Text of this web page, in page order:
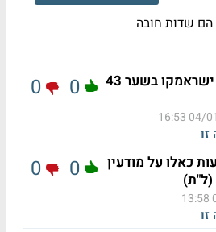
הם שדות חובה
אתמול קניתי ישראמקו בשער 43
04/01/
זו
0
0
כאלו על מודעין
זו
0
0